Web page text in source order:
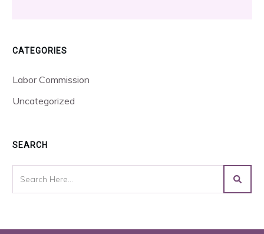
CATEGORIES
Labor Commission
Uncategorized
SEARCH